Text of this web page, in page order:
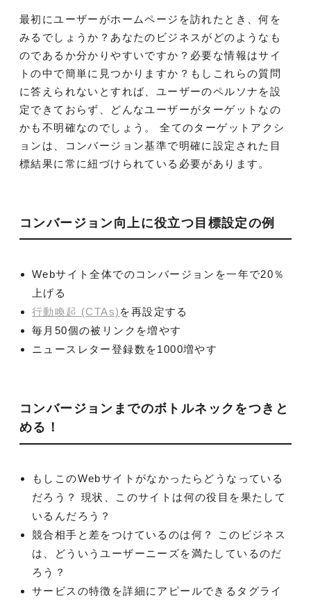
最初にユーザーがホームページを訪れたとき、何を
みるでしょうか？あなたのビジネスがどのようなも
のであるか分かりやすいですか？必要な情報はサイ
トの中で簡単に見つかりますか？もしこれらの質問
に答えられないとすれば、ユーザーのペルソナを設
定できておらず、どんなユーザーがターゲットなの
かも不明確なのでしょう。 全てのターゲットアクシ
ョンは、コンバージョン基準で明確に設定された目
標結果に常に紐づけられている必要があります。
コンバージョン向上に役立つ目標設定の例
Webサイト全体でのコンバージョンを一年で20％
上げる
行動喚起 (CTAs) を再設定する
毎月50個の被リンクを増やす
ニュースレター登録数を1000増やす
コンバージョンまでのボトルネックをつきと
める！
もしこのWebサイトがなかったらどうなっている
だろう？ 現状、このサイトは何の役目を果たして
いるんだろう？
競合相手と差をつけているのは何？ このビジネス
は、どういうユーザーニーズを満たしているのだ
ろう？
サービスの特徴を詳細にアピールできるタグライ